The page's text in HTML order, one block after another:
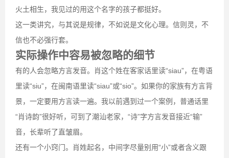
火土相生，我见过的用这个名字的孩子都挺好。
这一类讲究，与其说是规律，不如说是文化心理。信则灵，不
信也不必强行套。
实际操作中容易被忽略的细节
有的人会忽略方言发音。肖这个姓在客家话里读“siau”，在粤语
里读“siu”，在闽南语里读“siau”或“sio”。如果你的家族有方言背
景，一定要用方言读一遍。我以前遇到过一个案例，普通话里
“肖诗韵”很好听，可到了潮汕老家，“诗”字方言发音接近“输”
音，长辈听了直皱眉。
还有一个小窍门。肖姓起名，中间字尽量别用“小”或者含义跟